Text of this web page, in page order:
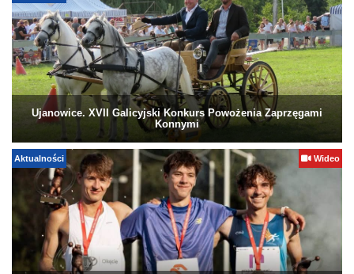
Ujanowice. XVII Galicyjski Konkurs Powożenia Zaprzęgami
Konnymi
Aktualności Wideo